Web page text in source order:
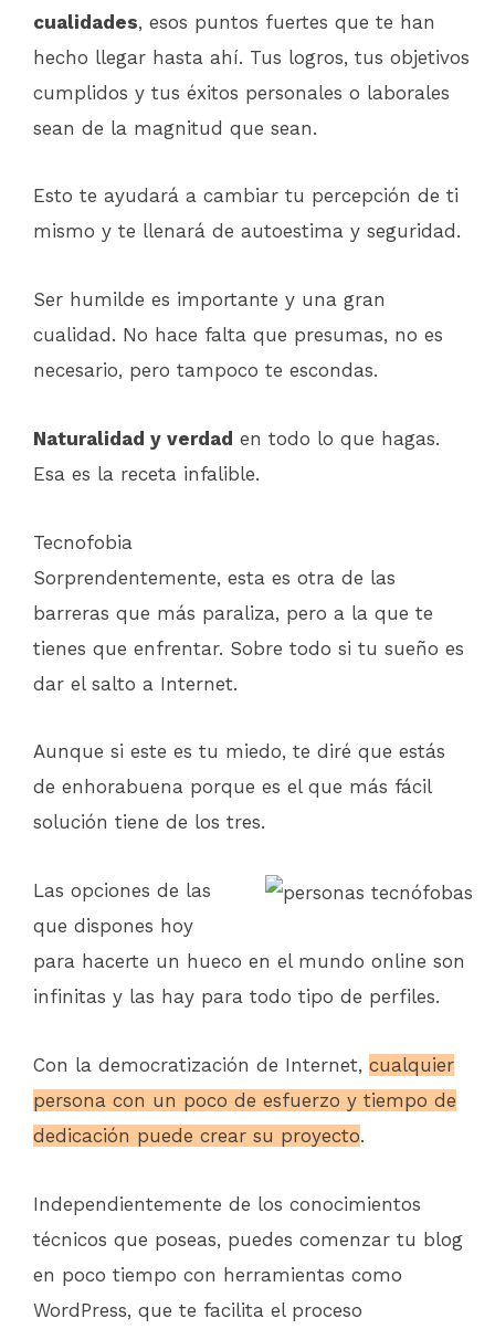
cualidades, esos puntos fuertes que te han
hecho llegar hasta ahí. Tus logros, tus objetivos
cumplidos y tus éxitos personales o laborales
sean de la magnitud que sean.
Esto te ayudará a cambiar tu percepción de ti
mismo y te llenará de autoestima y seguridad.
Ser humilde es importante y una gran
cualidad. No hace falta que presumas, no es
necesario, pero tampoco te escondas.
Naturalidad y verdad en todo lo que hagas.
Esa es la receta infalible.
Tecnofobia
Sorprendentemente, esta es otra de las
barreras que más paraliza, pero a la que te
tienes que enfrentar. Sobre todo si tu sueño es
dar el salto a Internet.
Aunque si este es tu miedo, te diré que estás
de enhorabuena porque es el que más fácil
solución tiene de los tres.
Las opciones de las
que dispones hoy
para hacerte un hueco en el mundo online son
infinitas y las hay para todo tipo de perfiles.
Con la democratización de Internet, cualquier
persona con un poco de esfuerzo y tiempo de
dedicación puede crear su proyecto.
Independientemente de los conocimientos
técnicos que poseas, puedes comenzar tu blog
en poco tiempo con herramientas como
WordPress, que te facilita el proceso